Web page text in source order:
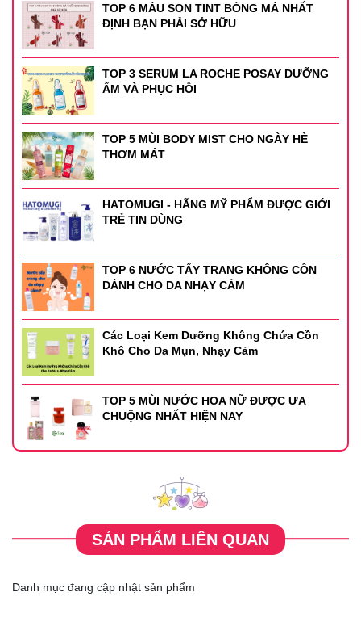
TOP 6 MÀU SON TINT BÓNG MÀ NHẤT
ĐỊNH BẠN PHẢI SỞ HỮU
TOP 3 SERUM LA ROCHE POSAY DƯỠNG
ẨM VÀ PHỤC HỒI
TOP 5 MÙI BODY MIST CHO NGÀY HÈ
THƠM MÁT
HATOMUGI - HÃNG MỸ PHẨM ĐƯỢC GIỚI
TRẺ TIN DÙNG
TOP 6 NƯỚC TẨY TRANG KHÔNG CỒN
DÀNH CHO DA NHẠY CẢM
Các Loại Kem Dưỡng Không Chứa Cồn
Khô Cho Da Mụn, Nhạy Cảm
TOP 5 MÙI NƯỚC HOA NỮ ĐƯỢC ƯA
CHUỘNG NHẤT HIỆN NAY
SẢN PHẨM LIÊN QUAN
Danh mục đang cập nhật sản phẩm